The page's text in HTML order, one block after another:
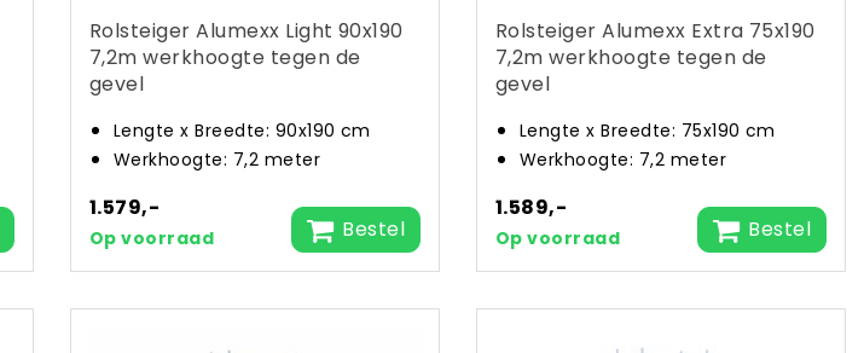
Rolsteiger Alumexx Light 90x190
7,2m werkhoogte tegen de
gevel
Lengte x Breedte: 90x190 cm
Werkhoogte: 7,2 meter
1.579,-
Op voorraad Bestel
Rolsteiger Alumexx Extra 75x190
7,2m werkhoogte tegen de
gevel
Lengte x Breedte: 75x190 cm
Werkhoogte: 7,2 meter
1.589,-
Op voorraad Bestel